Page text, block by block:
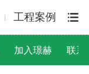
工程案例
加入璟赫 联系